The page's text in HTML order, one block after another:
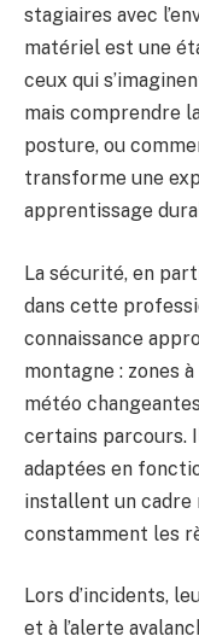
stagiaires avec
matériel est une
ceux qui
mais comprendre
posture, ou
transforme une
apprentissage
La sécurité, en
dans cette
connaissance
montagne : zones
météo
certains parcours.
adaptées en
installent un
constamment les
Lors d’incidents,
et à l’alerte